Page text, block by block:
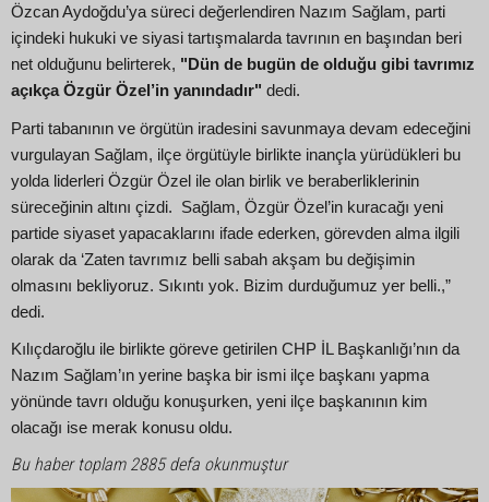
Özcan Aydoğdu’ya süreci değerlendiren Nazım Sağlam, parti
içindeki hukuki ve siyasi tartışmalarda tavrının en başından beri
net olduğunu belirterek, "Dün de bugün de olduğu gibi tavrımız
açıkça Özgür Özel’in yanındadır" dedi.
Parti tabanının ve örgütün iradesini savunmaya devam edeceğini
vurgulayan Sağlam, ilçe örgütüyle birlikte inançla yürüdükleri bu
yolda liderleri Özgür Özel ile olan birlik ve beraberliklerinin
süreceğinin altını çizdi. Sağlam, Özgür Özel’in kuracağı yeni
partide siyaset yapacaklarını ifade ederken, görevden alma ilgili
olarak da ‘Zaten tavrımız belli sabah akşam bu değişimin
olmasını bekliyoruz. Sıkıntı yok. Bizim durduğumuz yer belli.,”
dedi.
Kılıçdaroğlu ile birlikte göreve getirilen CHP İL Başkanlığı’nın da
Nazım Sağlam’ın yerine başka bir ismi ilçe başkanı yapma
yönünde tavrı olduğu konuşurken, yeni ilçe başkanının kim
olacağı ise merak konusu oldu.
Bu haber toplam 2885 defa okunmuştur